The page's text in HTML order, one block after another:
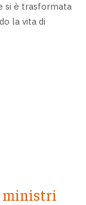
si è trasformata
la vita di
ministri